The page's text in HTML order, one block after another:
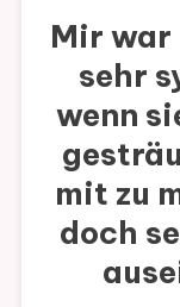
Mir war
sehr
wenn
mit zu
doch